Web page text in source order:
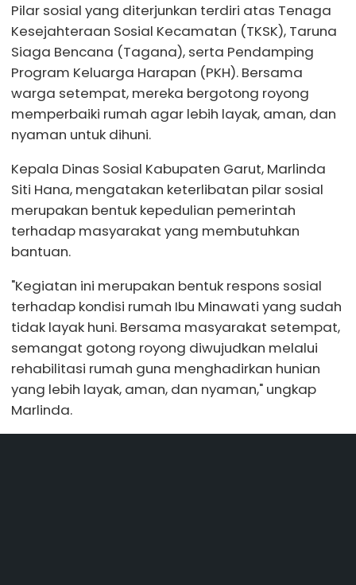
Pilar sosial yang diterjunkan terdiri atas Tenaga
Kesejahteraan Sosial Kecamatan (TKSK), Taruna
Siaga Bencana (Tagana), serta Pendamping
Program Keluarga Harapan (PKH). Bersama
warga setempat, mereka bergotong royong
memperbaiki rumah agar lebih layak, aman, dan
nyaman untuk dihuni.
Kepala Dinas Sosial Kabupaten Garut, Marlinda
Siti Hana, mengatakan keterlibatan pilar sosial
merupakan bentuk kepedulian pemerintah
terhadap masyarakat yang membutuhkan
bantuan.
"Kegiatan ini merupakan bentuk respons sosial
terhadap kondisi rumah Ibu Minawati yang sudah
tidak layak huni. Bersama masyarakat setempat,
semangat gotong royong diwujudkan melalui
rehabilitasi rumah guna menghadirkan hunian
yang lebih layak, aman, dan nyaman," ungkap
Marlinda.